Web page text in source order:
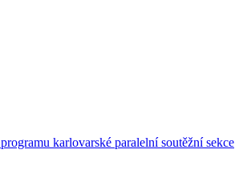
karlovarské paralelní soutěžní sekce